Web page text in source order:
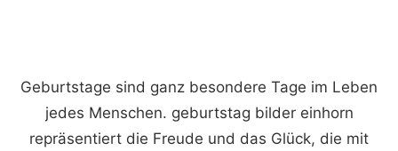
Geburtstage sind ganz besondere Tage im Leben
jedes Menschen. geburtstag bilder einhorn
repräsentiert die Freude und das Glück, die mit